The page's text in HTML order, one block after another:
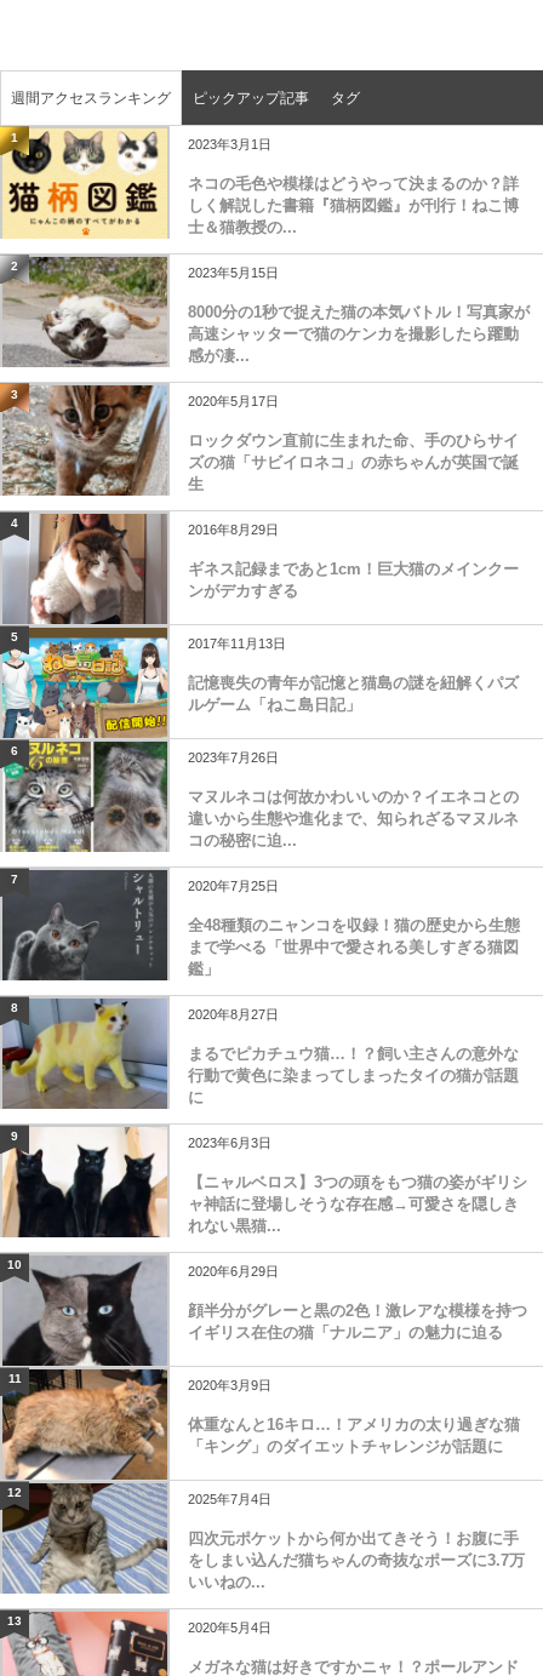
週間アクセスランキング ピックアップ記事 タグ
1 2023年3月1日
ネコの毛色や模様はどうやって決まるのか？詳
しく解説した書籍『猫柄図鑑』が刊行！ねこ博
士＆猫教授の...
2 2023年5月15日
8000分の1秒で捉えた猫の本気バトル！写真家が
高速シャッターで猫のケンカを撮影したら躍動
感が凄...
3 2020年5月17日
ロックダウン直前に生まれた命、手のひらサイ
ズの猫「サビイロネコ」の赤ちゃんが英国で誕
生
4 2016年8月29日
ギネス記録まであと1cm！巨大猫のメインクー
ンがデカすぎる
5 2017年11月13日
記憶喪失の青年が記憶と猫島の謎を紐解くパズ
ルゲーム「ねこ島日記」
6 2023年7月26日
マヌルネコは何故かわいいのか？イエネコとの
違いから生態や進化まで、知られざるマヌルネ
コの秘密に迫...
7 2020年7月25日
全48種類のニャンコを収録！猫の歴史から生態
まで学べる「世界中で愛される美しすぎる猫図
鑑」
8 2020年8月27日
まるでピカチュウ猫…！？飼い主さんの意外な
行動で黄色に染まってしまったタイの猫が話題
に
9 2023年6月3日
【ニャルベロス】3つの頭をもつ猫の姿がギリシ
ャ神話に登場しそうな存在感→可愛さを隠しき
れない黒猫...
10 2020年6月29日
顔半分がグレーと黒の2色！激レアな模様を持つ
イギリス在住の猫「ナルニア」の魅力に迫る
11 2020年3月9日
体重なんと16キロ…！アメリカの太り過ぎな猫
「キング」のダイエットチャレンジが話題に
12 2025年7月4日
四次元ポケットから何か出てきそう！お腹に手
をしまい込んだ猫ちゃんの奇抜なポーズに3.7万
いいねの...
13 2020年5月4日
メガネな猫は好きですかニャ！？ポールアンド